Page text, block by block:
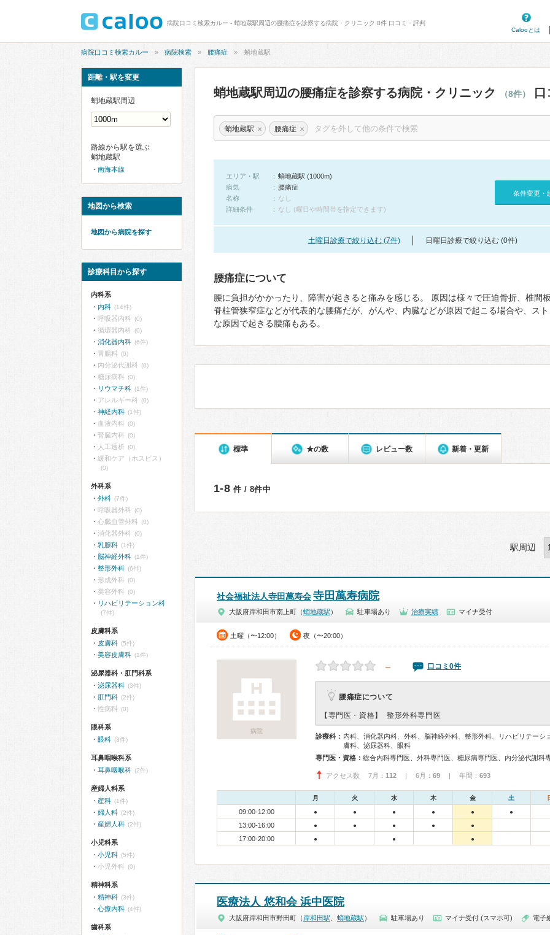
病院口コミ検索カルー - 蛸地蔵駅周辺の腰痛症を診察する病院・クリニック 8件 口コミ・評判
Calooとは
病院口コミ検索カルー 病院検索 腰痛症 蛸地蔵駅
蛸地蔵駅周辺の腰痛症を診察する病院・クリニック （8件）
蛸地蔵駅 × 腰痛症 ×
エリア・駅
蛸地蔵駅 (1000m)
病気
腰痛症
名称
なし
詳細条件
なし (曜日や時間帯を指定できます)
条件変更・
土曜日診療で絞り込む (7件) 日曜日診療で絞り込む (0件)
腰痛症について
腰に負担がかかったり、障害が起きると痛みを感じる。 原因は様々で圧迫骨折、椎間
脊柱管狭窄症などが代表的な腰痛だが、がんや、内臓などが原因で起こる場合や、ス
な原因で起きる腰痛もある。
標準 ★の数 レビュー数 新着・更新
1-8 件 / 8件中
駅周辺
社会福祉法人寺田萬寿会寺田萬寿病院
大阪府岸和田市南上町（蛸地蔵駅 ） 駐車場あり 治療実績 マイナ受付
土曜（〜12:00） 夜（〜20:00）
病院
－ 口コミ0件
腰痛症について
【専門医・資格】 整形外科専門医
診療科： 内科、消化器内科、外科、脳神経外科、整形外科、リハビリテーシ
膚科、泌尿器科、眼科
専門医・資格：
アクセス数 7月： 112 | 6月： 69 | 年間： 693
月 火 水 木 金 土
09:00-12:00 ● ● ● ● ● ●
13:00-16:00 ● ● ● ● ●
17:00-20:00 ● ● ●
医療法人 悠和会 浜中医院
大阪府岸和田市野田町（ 岸和田駅 蛸地蔵駅 ） 駐車場あり マイナ受付 (スマホ可) 電子
距離・駅を変更
蛸地蔵駅周辺
路線から駅を選ぶ
蛸地蔵駅
南海本線
地図から検索
地図から病院を探す
診療科目から探す
内科系
内科 (14件)
呼吸器内科 (0)
循環器内科 (0)
消化器内科 (6件)
胃腸科 (0)
内分泌代謝科 (0)
糖尿病科 (0)
リウマチ科 (1件)
アレルギー科 (0)
神経内科 (1件)
血液内科 (0)
腎臓内科 (0)
人工透析 (0)
緩和ケア（ホスピス）
(0)
外科系
外科 (7件)
呼吸器外科 (0)
心臓血管外科 (0)
消化器外科 (0)
乳腺科 (1件)
脳神経外科 (1件)
整形外科 (6件)
形成外科 (0)
美容外科 (0)
リハビリテーション科
(7件)
皮膚科系
皮膚科 (5件)
美容皮膚科 (1件)
泌尿器科・肛門科系
泌尿器科 (3件)
肛門科 (2件)
性病科 (0)
眼科系
眼科 (3件)
耳鼻咽喉科系
耳鼻咽喉科 (2件)
産婦人科系
産科 (1件)
婦人科 (2件)
産婦人科 (2件)
小児科系
小児科 (5件)
小児外科 (0)
精神科系
精神科 (3件)
心療内科 (4件)
歯科系